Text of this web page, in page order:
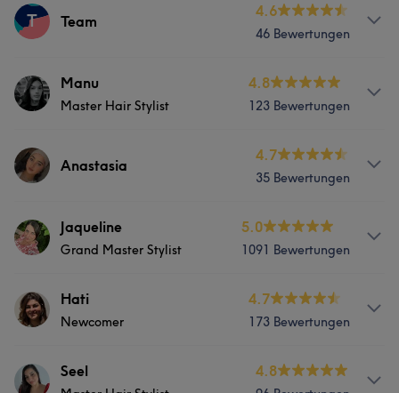
Friseur
Portfolio
Services
Services
Portfolio
T Team
4.6
46 Bewertungen
Services
Portfolio
Manu
Master Hair Stylist
4.8
123 Bewertungen
Services
Portfolio
Anastasia
4.7
35 Bewertungen
Services
Portfolio
Jaqueline
Grand Master Stylist
5.0
1091 Bewertungen
Info
Jaqueline (Grand Master Stylist): „Jaqueline ist
Stylistin mit ihrer jahrelangen Erfahrungin Balayage und
Hati
Newcomer
4.7
173 Bewertungen
Info
Seel 4.8